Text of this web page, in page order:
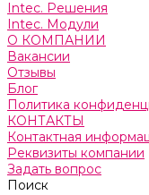
Intec. Решения
Intec. Модули
О КОМПАНИИ
Вакансии
Отзывы
Блог
Политика
КОНТАКТЫ
Контактная
Реквизиты компании
Задать вопрос
Поиск